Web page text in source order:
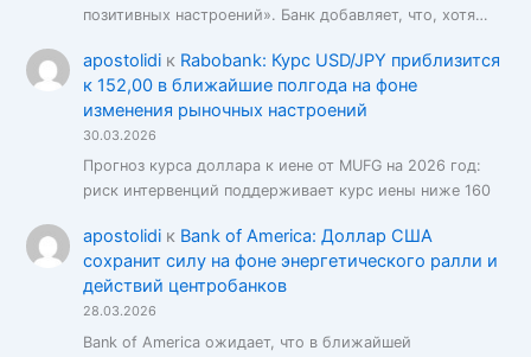
позитивных настроений». Банк добавляет, что, хотя…
apostolidiк Rabobank: Курс USD/JPY приблизится
к 152,00 в ближайшие полгода на фоне
изменения рыночных настроений
30.03.2026
Прогноз курса доллара к иене от MUFG на 2026 год:
риск интервенций поддерживает курс иены ниже 160
apostolidiк Bank of America: Доллар США
сохранит силу на фоне энергетического ралли и
действий центробанков
28.03.2026
Bank of America ожидает, что в ближайшей